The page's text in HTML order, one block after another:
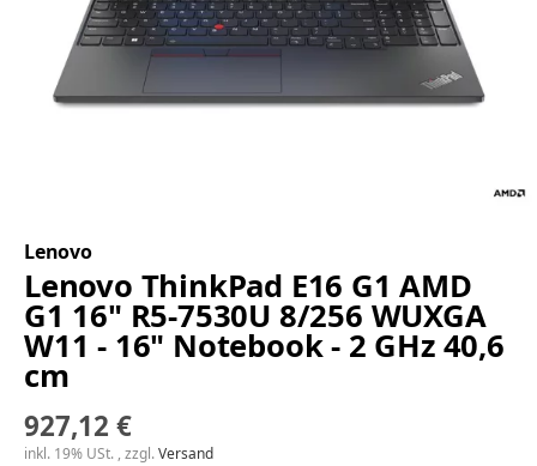
Lenovo
Lenovo ThinkPad E16 G1 AMD
G1 16" R5-7530U 8/256 WUXGA
W11 - 16" Notebook - 2 GHz 40,6
cm
927,12 €
inkl. 19% USt. , zzgl.Versand